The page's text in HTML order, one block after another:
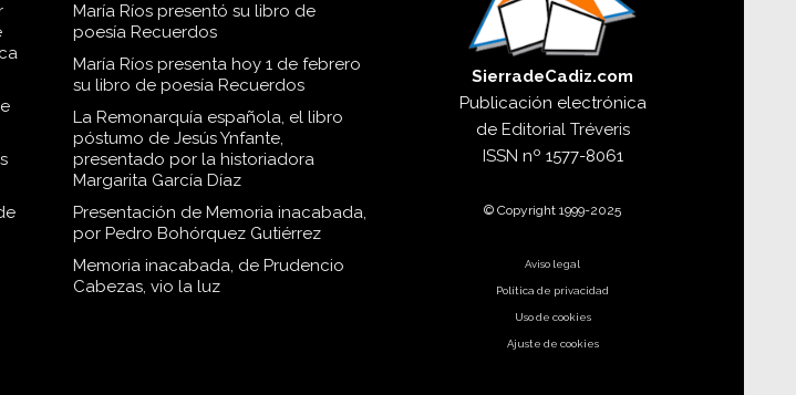
María Ríos presentó su libro de
poesía Recuerdos
María Ríos presenta hoy 1 de febrero
su libro de poesía Recuerdos
La Remonarquía española, el libro
póstumo de Jesús Ynfante,
presentado por la historiadora
Margarita García Díaz
Presentación de Memoria inacabada,
por Pedro Bohórquez Gutiérrez
Memoria inacabada, de Prudencio
Cabezas, vio la luz
SierradeCadiz.com
Publicación electrónica
de Editorial Tréveris
ISSN nº 1577-8061
© Copyright 1999-2025
Aviso legal
Política de privacidad
Uso de cookies
Ajuste de cookies